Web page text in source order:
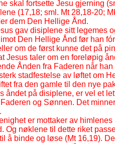
skal fortsette Jesu gjerning
(17,18; sml. Mt 28,18-20;
dem Den Hellige Ånd.
gav disiplene sitt legemes
Den Hellige Ånd før han
om de først kunne det på
Jesus taler om en foreløpig
Ånden fra Faderen når
stadfestelse av løftet om
fra den gamle til den nye
åndet på disiplene, er vel et
og Sønnen. Det
er mottaker av
Og nøklene til dette riket
å binde og løse (Mt 16,19).